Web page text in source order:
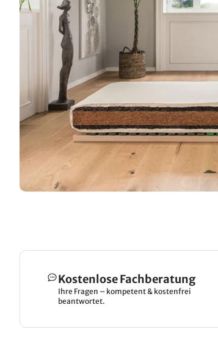
Kostenlose Fachberatung
Ihre Fragen – kompetent & kostenfrei
beantwortet.